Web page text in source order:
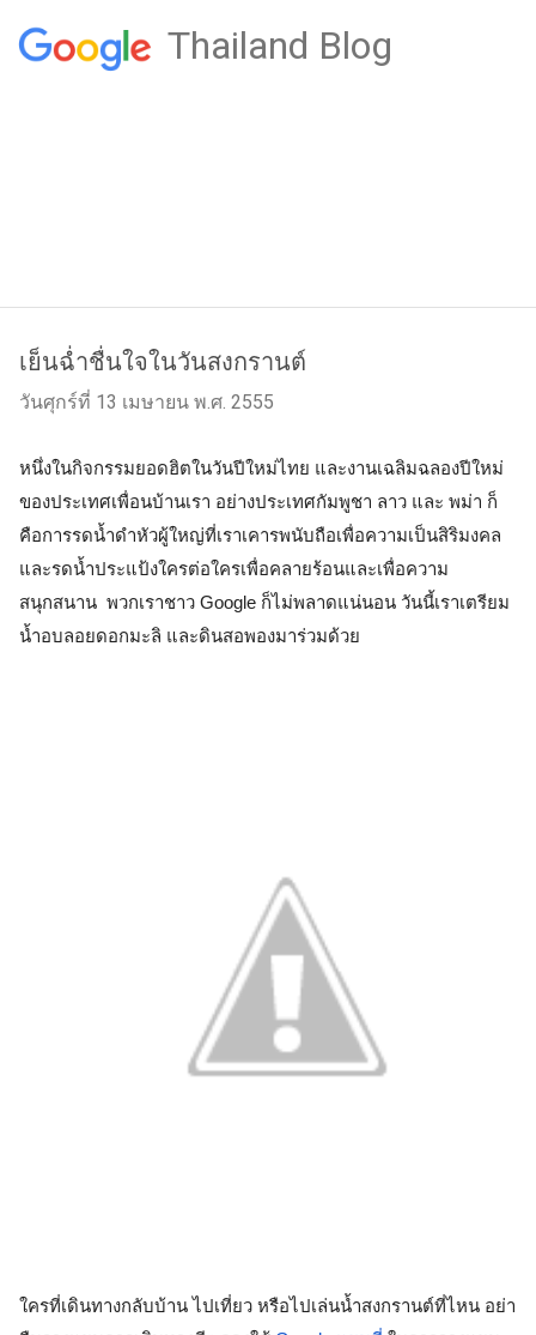
Thailand Blog
เย็นฉ่ำชื่นใจในวันสงกรานต์
วันศุกร์ที่ 13 เมษายน พ.ศ. 2555
หนึ่งในกิจกรรมยอดฮิตในวันปีใหม่ไทย และงานเฉลิมฉลองปีใหม่
ของประเทศเพื่อนบ้านเรา อย่างประเทศกัมพูชา ลาว และ พม่า ก็
คือการรดน้ำดำหัวผู้ใหญ่ที่เราเคารพนับถือเพื่อความเป็นสิริมงคล
และรดน้ำประแป้งใครต่อใครเพื่อคลายร้อนและเพื่อความ
สนุกสนาน  พวกเราชาว Google ก็ไม่พลาดแน่นอน วันนี้เราเตรียม
น้ำอบลอยดอกมะลิ และดินสอพองมาร่วมด้วย
ใครที่เดินทางกลับบ้าน ไปเที่ยว หรือไปเล่นน้ำสงกรานต์ที่ไหน อย่า